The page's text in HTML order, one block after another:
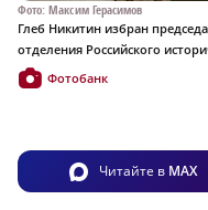
Фото: Максим Герасимов
Глеб Никитин избран
отделения Российского
Фотобанк
Читайте в MAX